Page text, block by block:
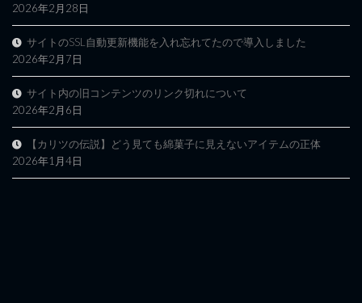
2026年2月28日
サイトのSSL自動更新機能を入れ忘れてたので導入しました
2026年2月7日
サイト内の旧コンテンツのリンク切れについて
2026年2月6日
【カリツの伝説】どう見ても綿菓子に見えないアイテムの正体
2026年1月4日